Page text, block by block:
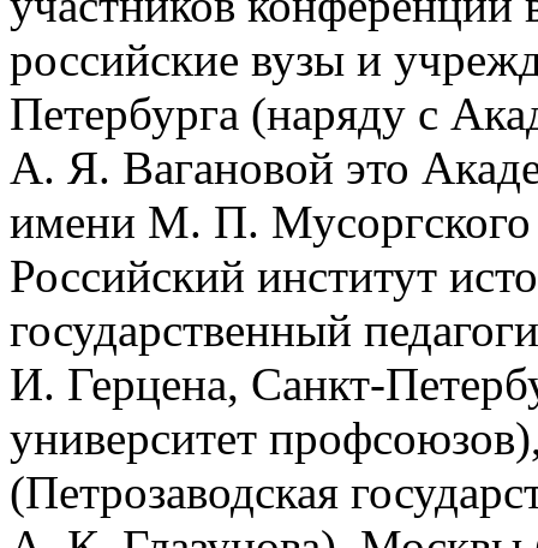
российские вузы и
Петербурга (наряду с
А. Я. Вагановой это
имени М. П. Мусоргского
Российский институт
государственный
И. Герцена, Санкт-
университет
(Петрозаводская